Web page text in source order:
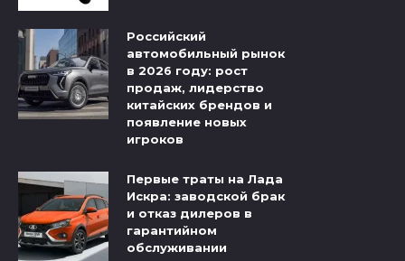
Российский
автомобильный рынок
в 2026 году: рост
продаж, лидерство
китайских брендов и
появление новых
игроков
Первые траты на Лада
Искра: заводской брак
и отказ дилеров в
гарантийном
обслуживании